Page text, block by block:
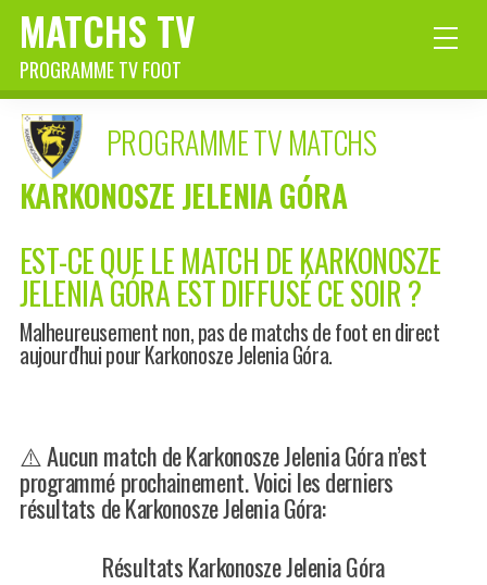
MATCHS TV
PROGRAMME TV FOOT
PROGRAMME TV MATCHS
KARKONOSZE JELENIA GÓRA
EST-CE QUE LE MATCH DE KARKONOSZE
JELENIA GÓRA EST DIFFUSÉ CE SOIR ?
Malheureusement non, pas de matchs de foot en direct
aujourd'hui pour Karkonosze Jelenia Góra.
⚠️ Aucun match de Karkonosze Jelenia Góra n’est
programmé prochainement. Voici les derniers
résultats de Karkonosze Jelenia Góra:
Résultats Karkonosze Jelenia Góra